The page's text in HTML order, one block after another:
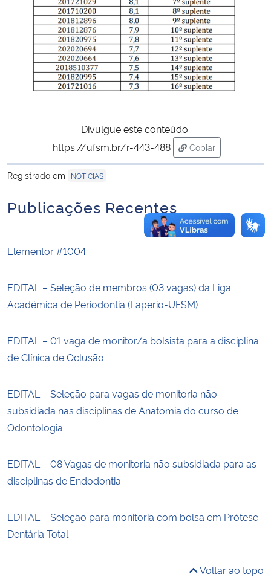
Gabinete de Segurança Institucional
Advocacia-Geral da União
Banco Central do Brasil
Divulgue este conteúdo:
https://ufsm.br/r-443-488
Copiar
para área de
Registrado em
NOTÍCIAS
Publicações Recentes
Elementor #1004
EDITAL – Seleção de membros (03 vagas) da Liga
Acadêmica de Periodontia (Laperio-UFSM)
EDITAL – 01 vaga de monitor/a bolsista para a disciplina
de Clínica de Oclusão
EDITAL – Seleção para vagas de monitoria não
subsidiada nas disciplinas de Anatomia do curso de
Odontologia
EDITAL – 08 Vagas de monitoria não subsidiada para as
disciplinas de Endodontia
EDITAL – Seleção para monitoria com bolsa em Prótese
Dentária Total
Voltar ao topo